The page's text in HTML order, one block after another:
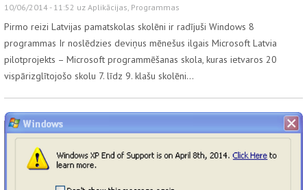
10/06/2014 - 11:52 uz Aplikācijas, Programmas
Pirmo reizi Latvijas pamatskolas skolēni ir radījuši Windows 8
programmas Ir noslēdzies deviņus mēnešus ilgais Microsoft Latvia
pilotprojekts – Microsoft programmēšanas skola, kuras ietvaros 20
vispārizglītojošo skolu 7. līdz 9. klašu skolēni…